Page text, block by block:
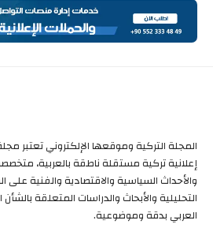
المجلة التركية وموقعها الإلكتروني تعتبر
إعلانية تركية مستقلة ناطقة بالعربية،
والأحداث السياسية والاقتصادية والفنية على
التحليلية والأبحاث والدراسات المتعلقة
العربي بدقة وموضوعية.